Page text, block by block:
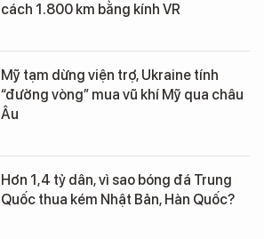
cách 1.800 km bằng kính VR
Mỹ tạm dừng viện trợ, Ukraine tính
“đường vòng” mua vũ khí Mỹ qua châu
Âu
Hơn 1,4 tỷ dân, vì sao bóng đá Trung
Quốc thua kém Nhật Bản, Hàn Quốc?